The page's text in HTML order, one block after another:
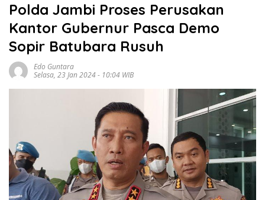
Polda Jambi Proses Perusakan
Kantor Gubernur Pasca Demo
Sopir Batubara Rusuh
Edo Guntara
Selasa, 23 Jan 2024 - 10:04 WIB